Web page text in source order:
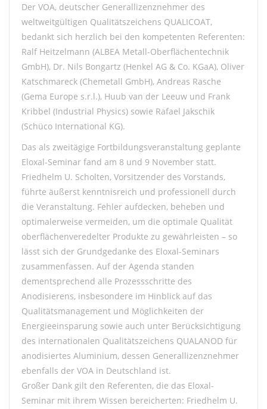
Der VOA, deutscher Generallizenznehmer des
weltweitgültigen Qualitätszeichens QUALICOAT,
bedankt sich herzlich bei den kompetenten Referenten:
Ralf Heitzelmann (ALBEA Metall-Oberflächentechnik
GmbH), Dr. Nils Bongartz (Henkel AG & Co. KGaA), Oliver
Katschmareck (Chemetall GmbH), Andreas Rasche
(Gema Europe s.r.l.), Huub van der Leeuw und Frank
Kribbel (Industrial Physics) sowie Rafael Jakschik
(Schüco International KG).
Das als zweitägige Fortbildungsveranstaltung geplante
Eloxal-Seminar fand am 8 und 9 November statt.
Friedhelm U. Scholten, Vorsitzender des Vorstands,
führte äußerst kenntnisreich und professionell durch
die Veranstaltung. Fehler aufdecken, beheben und
optimalerweise vermeiden, um die optimale Qualität
oberflächenveredelter Produkte zu gewährleisten – so
lässt sich der Grundgedanke des Eloxal-Seminars
zusammenfassen. Auf der Agenda standen
dementsprechend alle Prozessschritte des
Anodisierens, insbesondere im Hinblick auf das
Qualitätsmanagement und Möglichkeiten der
Energieeinsparung sowie auch unter Berücksichtigung
des internationalen Qualitätszeichens QUALANOD für
anodisiertes Aluminium, dessen Generallizenznehmer
ebenfalls der VOA in Deutschland ist.
Großer Dank gilt den Referenten, die das Eloxal-
Seminar mit ihrem Wissen bereicherten: Friedhelm U.